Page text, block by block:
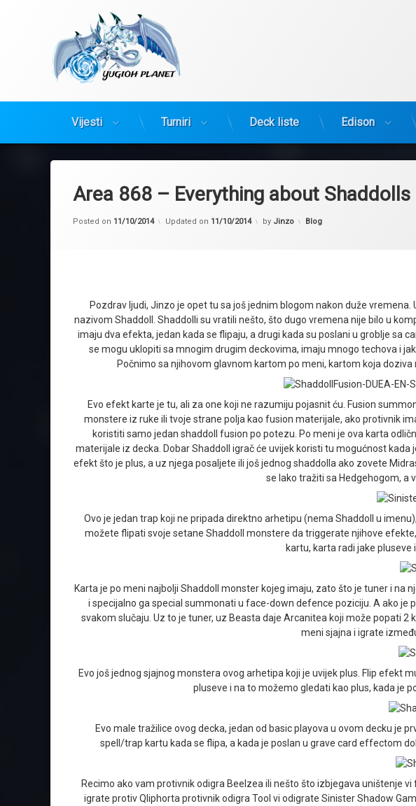
Vijesti Turniri Deck liste Edison
Area 868 – Everything about Shaddolls
Posted on 11/10/2014 Updated on 11/10/2014 by Jinzo Kategorije:
Blog
Pozdrav ljudi, Jinzo je opet tu sa još jednim blogom nakon duže
nazivom Shaddoll. Shaddolli su vratili nešto, što dugo vremena nije bilo u
imaju dva efekta, jedan kada se flipaju, a drugi kada su poslani u groblje sa
se mogu uklopiti sa mnogim drugim deckovima, imaju mnogo techova i
Počnimo sa njihovom glavnom kartom po meni, kartom koja doziva
Evo efekt karte je tu, ali za one koji ne razumiju pojasnit ću. Fusion
monstere iz ruke ili tvoje strane polja kao fusion materijale, ako protivnik
koristiti samo jedan shaddoll fusion po potezu. Po meni je ova karta
materijale iz decka. Dobar Shaddoll igrač će uvijek koristi tu mogućnost
efekt što je plus, a uz njega posaljete ili još jednog shaddolla ako zovete
se lako tražiti sa Hedgehogom, a
Ovo je jedan trap koji ne pripada direktno arhetipu (nema Shaddoll u
možete flipati svoje setane Shaddoll monstere da triggerate njihove
kartu, karta radi jake pluseve
Karta je po meni najbolji Shaddoll monster kojeg imaju, zato što je tuner i
i specijalno ga special summonati u face-down defence poziciju. A ako
svakom slučaju. Uz to je tuner, uz Beasta daje Arcanitea koji može popati
meni sjajna i igrate
Evo još jednog sjajnog monstera ovog arhetipa koji je uvijek plus. Flip efekt
pluseve i na to možemo gledati kao plus, kada je
Evo male tražilice ovog decka, jedan od basic playova u ovom decku je
spell/trap kartu kada se flipa, a kada je poslan u grave card effectom
Recimo ako vam protivnik odigra Beelzea ili nešto što izbjegava uništenje
igrate protiv Qliphorta protivnik odigra Tool vi odigrate Sinister Shadow